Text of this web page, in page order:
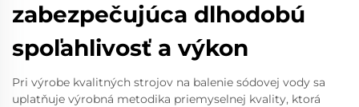
zabezpečujúca dlhodobú
spoľahlivosť a výkon
Pri výrobe kvalitných strojov na balenie sódovej vody sa
uplatňuje výrobná metodika priemyselnej kvality, ktorá